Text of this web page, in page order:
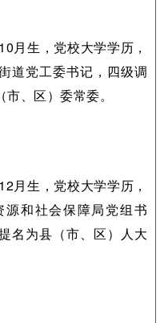
月生，党校大学学历，
道党工委书记，四级调
、区）委常委。
月生，党校大学学历，
和社会保障局党组书
名为县（市、区）人大